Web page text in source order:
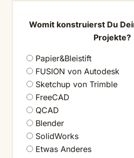
Womit konstruierst Du
Projekte?
Papier&Bleistift
FUSION von Autodesk
Sketchup von Trimble
FreeCAD
QCAD
Blender
SolidWorks
Etwas Anderes